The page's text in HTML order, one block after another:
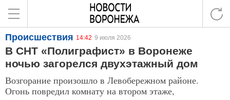
Происшествия 14:42 9 июля 2026
В СНТ «Полиграфист» в Воронеже
ночью загорелся двухэтажный дом
Возгорание произошло в Левобережном районе.
Огонь повредил комнату на втором этаже,